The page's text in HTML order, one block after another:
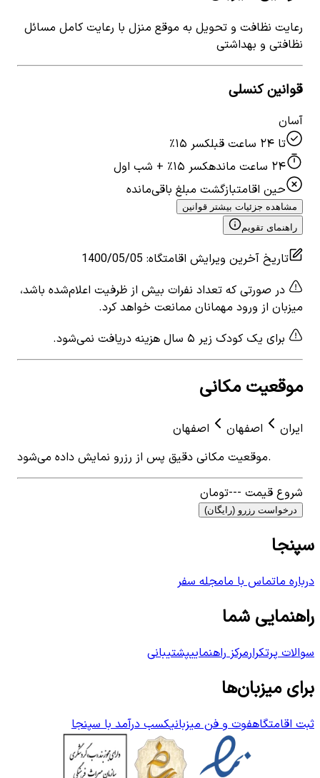
رعایت نظافت و تحویل به موقع منزل با رعایت کامل مسائل
نظافتی و بهداشتی
قوانین کنسلی
آسان
تا ۲۴ ساعت قبل
کسر ۱۵٪
۲۴ ساعت مانده
کسر ۱۵٪ + شب اول
حین اقامتبازگشت مبلغ باقی‌مانده
مشاهده جزئیات بیشتر قوانین
راهنمای تقویم
تاریخ آخرین ویرایش اقامتگاه:
1400/05/05
در صورتی که تعداد نفرات بیش از ظرفیت اعلام‌شده باشد،
میزبان از ورود مهمانان ممانعت خواهد کرد.
برای یک کودک زیر ۵ سال هزینه دریافت نمی‌شود.
موقعیت مکانی
ایران اصفهان
اصفهان
موقعیت مکانی دقیق پس از رزرو نمایش داده می‌شود.
شروع قیمت ---تومان
درخواست رزرو (رایگان)
سپنجا
درباره ماتماس با مامجله سفر
راهنمایی شما
سوالات پرتکرارمرکز راهنماییپشتیبانی
برای میزبان‌ها
ثبت اقامتگاهفوت و فن میزبانیکسب درآمد با سپنجا